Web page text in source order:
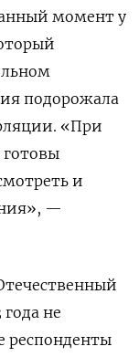
момент у
подорожала
«При
и
—
не
респонденты